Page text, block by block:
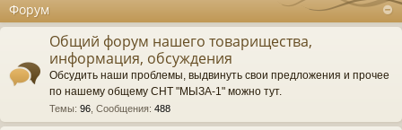
и ат
ел
и
ац
Форум
Общий форум нашего товарищества,
информация, обсуждения
Обсудить наши проблемы, выдвинуть свои предложения и прочее
по нашему общему СНТ "МЫЗА-1" можно тут.
Темы: 96 Сообщения: 488